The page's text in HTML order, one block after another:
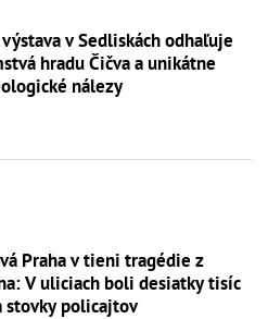
v Sedliskách odhaľuje
hradu Čičva a unikátne
nálezy
Praha v tieni tragédie z
V uliciach boli desiatky tisíc
stovky policajtov